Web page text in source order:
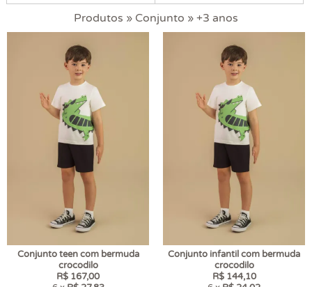
Produtos » Conjunto » +3 anos
Conjunto teen com bermuda
crocodilo
R$ 167,00
Conjunto infantil com bermuda
crocodilo
R$ 144,10